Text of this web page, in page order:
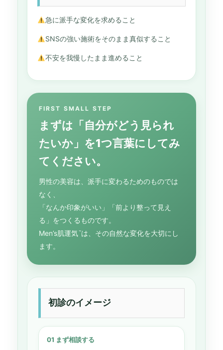
急に派手な変化を求めること
SNSの強い施術をそのまま真似すること
不安を我慢したまま進めること
FIRST SMALL STEP
まずは「自分がどう見られ
たいか」を1つ言葉にしてみ
てください。
男性の美容は、派手に変わるためのものでは
なく、
「なんか印象がいい」「前より整って見え
る」をつくるものです。
Men’s肌運気™は、その自然な変化を大切にし
ます。
初診のイメージ
01 まず相談する